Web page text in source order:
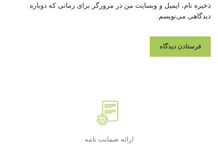
ذخیره نام، ایمیل و وبسایت من در مرورگر برای زمانی که دوباره
دیدگاهی می‌نویسم.
ارائه ضمانت نامه